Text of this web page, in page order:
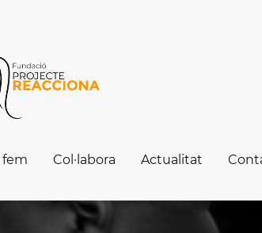
fem Col·labora Actualitat